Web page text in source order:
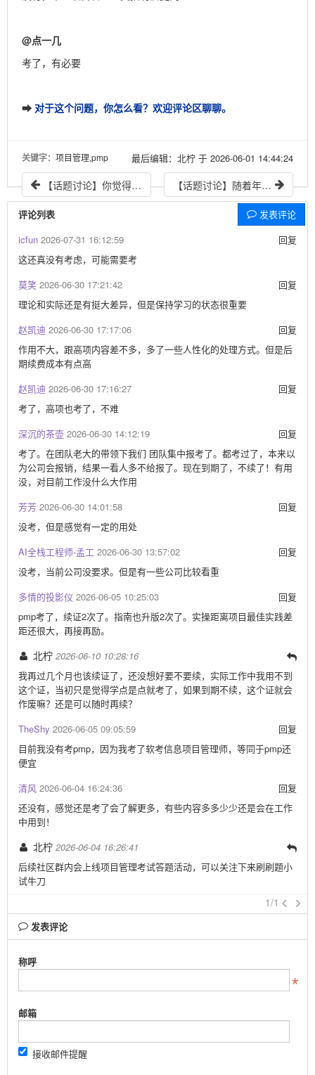
@点一几
考了，有必要
➡ 对于这个问题，你怎么看？欢迎评论区聊聊。
最后编辑：北柠 于 2026-06-01 14:44:24
关键字：项目管理,pmp
【话题讨论】你觉得哪件事是AI永远学不会的？ 【话题讨论】随着年龄的增长，你突然领悟了什么？
发表评论
评论列表
icfun 2026-07-31 16:12:59
回复
这还真没有考虑，可能需要考
莫笑 2026-06-30 17:21:42
回复
理论和实际还是有挺大差异，但是保持学习的状态很重要
赵凯迪 2026-06-30 17:17:06
回复
作用不大，跟高项内容差不多，多了一些人性化的处理方式。但是后
期续费成本有点高
赵凯迪 2026-06-30 17:16:27
回复
考了，高项也考了，不难
深沉的茶壶 2026-06-30 14:12:19
回复
考了。在团队老大的带领下我们 团队集中报考了。都考过了，本来以
为公司会报销，结果一看人多不给报了。现在到期了，不续了！有用
没，对目前工作没什么大作用
芳芳 2026-06-30 14:01:58
回复
没考，但是感觉有一定的用处
AI全栈工程师-孟工 2026-06-30 13:57:02
回复
没考，当前公司没要求。但是有一些公司比较看重
多情的投影仪 2026-06-05 10:25:03
回复
pmp考了，续证2次了。指南也升版2次了。实操距离项目最佳实践差
距还很大，再接再励。
北柠 2026-06-10 10:28:16
我再过几个月也该续证了，还没想好要不要续，实际工作中我用不到
这个证，当初只是觉得学点是点就考了，如果到期不续，这个证就会
作废嘛？还是可以随时再续？
TheShy 2026-06-05 09:05:59
回复
目前我没有考pmp，因为我考了软考信息项目管理师，等同于pmp还
便宜
清风 2026-06-04 16:24:36
回复
还没有，感觉还是考了会了解更多，有些内容多多少少还是会在工作
中用到！
北柠 2026-06-04 16:26:41
后续社区群内会上线项目管理考试答题活动，可以关注下来刷刷题小
试牛刀
1/1
发表评论
称呼
邮箱
接收邮件提醒